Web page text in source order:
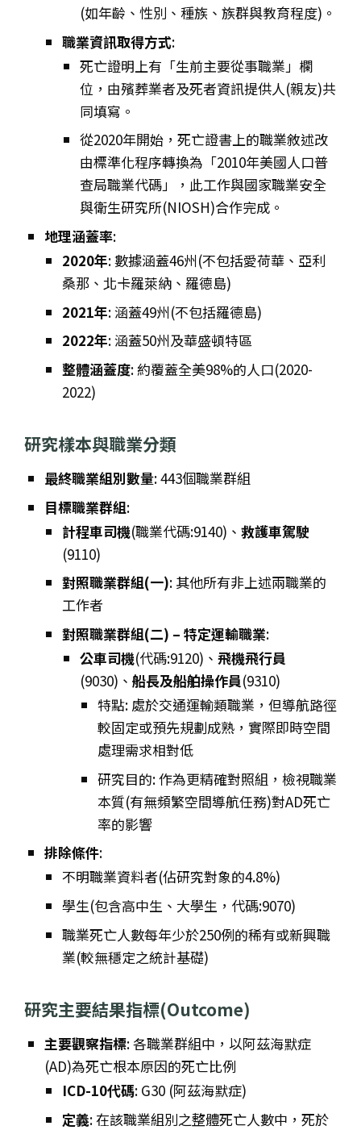
(如年齡、性別、種族、族群與教育程度)。
職業資訊取得方式:
死亡證明上有「生前主要從事職業」欄
位，由殯葬業者及死者資訊提供人(親友)共
同填寫。
從2020年開始，死亡證書上的職業敘述改
由標準化程序轉換為「2010年美國人口普
查局職業代碼」，此工作與國家職業安全
與衛生研究所(NIOSH)合作完成。
地理涵蓋率:
2020年: 數據涵蓋46州(不包括愛荷華、亞利
桑那、北卡羅萊納、羅德島)
2021年: 涵蓋49州(不包括羅德島)
2022年: 涵蓋50州及華盛頓特區
整體涵蓋度: 約覆蓋全美98%的人口(2020-
2022)
研究樣本與職業分類
最終職業組別數量: 443個職業群組
目標職業群組:
計程車司機(職業代碼:9140)、 救護車駕駛
(9110)
對照職業群組(一): 其他所有非上述兩職業的
工作者
對照職業群組(二) – 特定運輸職業:
公車司機(代碼:9120)、 飛機飛行員
(9030)、 船長及船舶操作員(9310)
特點: 處於交通運輸類職業，但導航路徑
較固定或預先規劃成熟，實際即時空間
處理需求相對低
研究目的: 作為更精確對照組，檢視職業
本質(有無頻繁空間導航任務)對AD死亡
率的影響
排除條件:
不明職業資料者(佔研究對象的4.8%)
學生(包含高中生、大學生，代碼:9070)
職業死亡人數每年少於250例的稀有或新興職
業(較無穩定之統計基礎)
研究主要結果指標(Outcome)
主要觀察指標: 各職業群組中，以阿茲海默症
(AD)為死亡根本原因的死亡比例
ICD-10代碼: G30 (阿茲海默症)
定義: 在該職業組別之整體死亡人數中，死於